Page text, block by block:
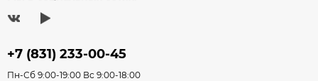
+7 (831) 233-00-45
Пн-Сб 9:00-19:00 Вс 9:00-18:00